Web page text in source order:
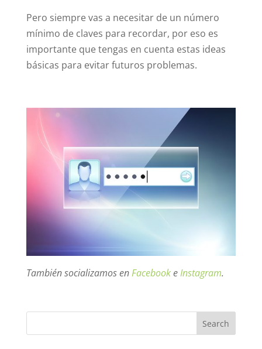
Pero siempre vas a necesitar de un número
mínimo de claves para recordar, por eso es
importante que tengas en cuenta estas ideas
básicas para evitar futuros problemas.
También socializamos enFacebookeInstagram.